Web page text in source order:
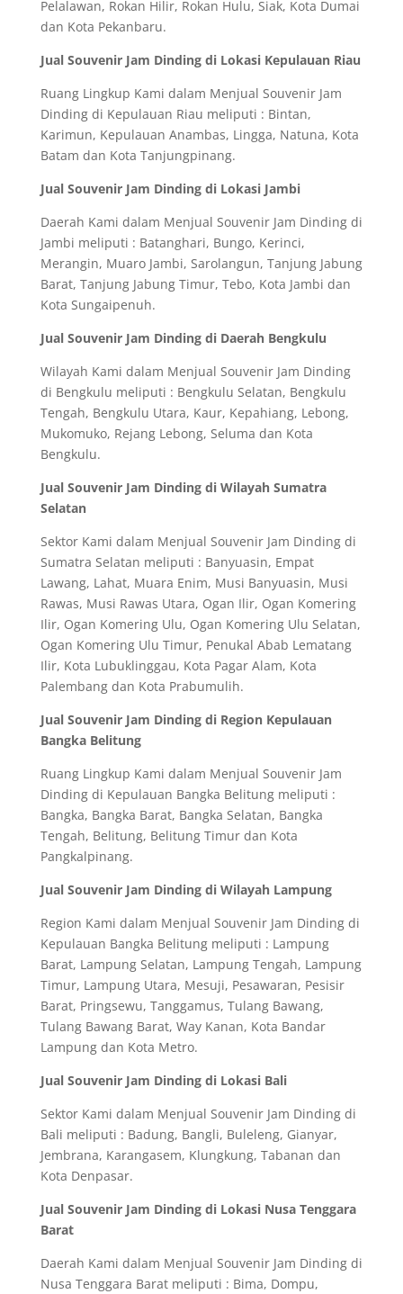
Pelalawan, Rokan Hilir, Rokan Hulu, Siak, Kota Dumai
dan Kota Pekanbaru.
Jual Souvenir Jam Dinding di Lokasi Kepulauan Riau
Ruang Lingkup Kami dalam Menjual Souvenir Jam
Dinding di Kepulauan Riau meliputi : Bintan,
Karimun, Kepulauan Anambas, Lingga, Natuna, Kota
Batam dan Kota Tanjungpinang.
Jual Souvenir Jam Dinding di Lokasi Jambi
Daerah Kami dalam Menjual Souvenir Jam Dinding di
Jambi meliputi : Batanghari, Bungo, Kerinci,
Merangin, Muaro Jambi, Sarolangun, Tanjung Jabung
Barat, Tanjung Jabung Timur, Tebo, Kota Jambi dan
Kota Sungaipenuh.
Jual Souvenir Jam Dinding di Daerah Bengkulu
Wilayah Kami dalam Menjual Souvenir Jam Dinding
di Bengkulu meliputi : Bengkulu Selatan, Bengkulu
Tengah, Bengkulu Utara, Kaur, Kepahiang, Lebong,
Mukomuko, Rejang Lebong, Seluma dan Kota
Bengkulu.
Jual Souvenir Jam Dinding di Wilayah Sumatra
Selatan
Sektor Kami dalam Menjual Souvenir Jam Dinding di
Sumatra Selatan meliputi : Banyuasin, Empat
Lawang, Lahat, Muara Enim, Musi Banyuasin, Musi
Rawas, Musi Rawas Utara, Ogan Ilir, Ogan Komering
Ilir, Ogan Komering Ulu, Ogan Komering Ulu Selatan,
Ogan Komering Ulu Timur, Penukal Abab Lematang
Ilir, Kota Lubuklinggau, Kota Pagar Alam, Kota
Palembang dan Kota Prabumulih.
Jual Souvenir Jam Dinding di Region Kepulauan
Bangka Belitung
Ruang Lingkup Kami dalam Menjual Souvenir Jam
Dinding di Kepulauan Bangka Belitung meliputi :
Bangka, Bangka Barat, Bangka Selatan, Bangka
Tengah, Belitung, Belitung Timur dan Kota
Pangkalpinang.
Jual Souvenir Jam Dinding di Wilayah Lampung
Region Kami dalam Menjual Souvenir Jam Dinding di
Kepulauan Bangka Belitung meliputi : Lampung
Barat, Lampung Selatan, Lampung Tengah, Lampung
Timur, Lampung Utara, Mesuji, Pesawaran, Pesisir
Barat, Pringsewu, Tanggamus, Tulang Bawang,
Tulang Bawang Barat, Way Kanan, Kota Bandar
Lampung dan Kota Metro.
Jual Souvenir Jam Dinding di Lokasi Bali
Sektor Kami dalam Menjual Souvenir Jam Dinding di
Bali meliputi : Badung, Bangli, Buleleng, Gianyar,
Jembrana, Karangasem, Klungkung, Tabanan dan
Kota Denpasar.
Jual Souvenir Jam Dinding di Lokasi Nusa Tenggara
Barat
Daerah Kami dalam Menjual Souvenir Jam Dinding di
Nusa Tenggara Barat meliputi : Bima, Dompu,